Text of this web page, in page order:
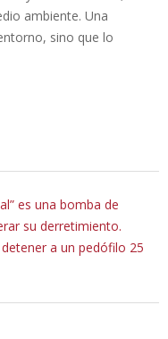
ambiente. Una
sino que lo
es una bomba de
su derretimiento.
a un pedófilo 25